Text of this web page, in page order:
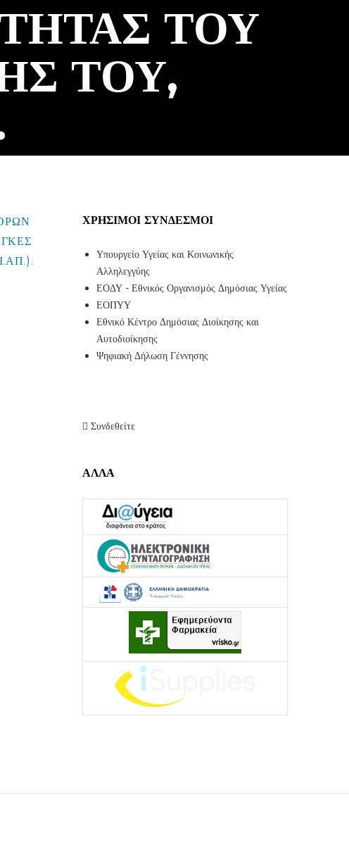
ΤΟΥ
ΤΟΥ,
ΧΡΉΣΙΜΟΙ ΣΎΝΔΕΣΜΟΙ
Υπουργείο Υγείας και Κοινωνικής
Αλληλεγγύης
ΕΟΔΥ - Εθνικός Οργανισμός Δημόσιας Υγείας
ΕΟΠΥΥ
Εθνικό Κέντρο Δημόσιας Διοίκησης και
Αυτοδιοίκησης
Ψηφιακή Δήλωση Γέννησης
Συνδεθείτε
ΑΛΛΑ